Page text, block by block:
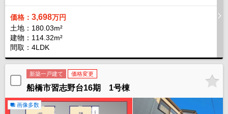
価格： 3,698万円
土地：180.03m²
建物：114.32m²
間取：4LDK
新築一戸建て 価格変更
船橋市習志野台16期 1号棟
画像多数